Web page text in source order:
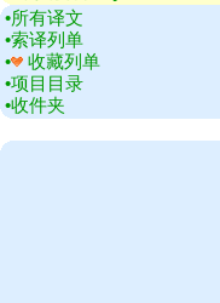
•‎所有译文
•‎索译列单
•‎
收藏列单
•‎项目目录
•‎收件夹